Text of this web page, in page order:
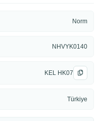
Norm
NHVYK0140
KEL HK07
Türkiye